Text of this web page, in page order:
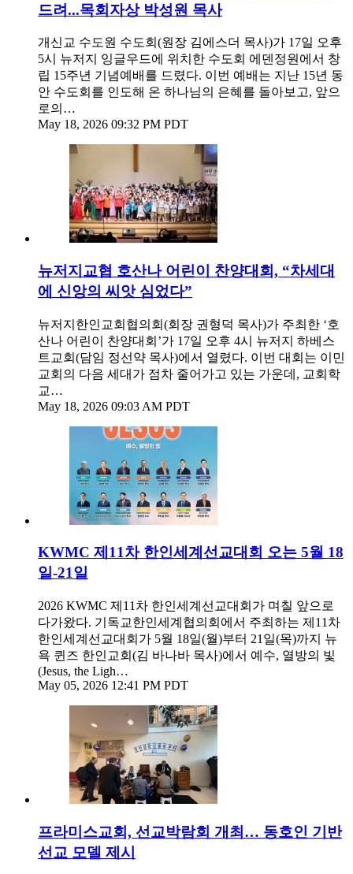
드려...목회자상 박성원 목사
개신교 수도원 수도회(원장 김에스더 목사)가 17일 오후
5시 뉴저지 잉글우드에 위치한 수도회 에덴정원에서 창
립 15주년 기념예배를 드렸다. 이번 예배는 지난 15년 동
안 수도회를 인도해 온 하나님의 은혜를 돌아보고, 앞으
로의…
May 18, 2026 09:32 PM PDT
뉴저지교협 호산나 어린이 찬양대회, “차세대
에 신앙의 씨앗 심었다”
뉴저지한인교회협의회(회장 권형덕 목사)가 주최한 ‘호
산나 어린이 찬양대회’가 17일 오후 4시 뉴저지 하베스
트교회(담임 정선약 목사)에서 열렸다. 이번 대회는 이민
교회의 다음 세대가 점차 줄어가고 있는 가운데, 교회학
교…
May 18, 2026 09:03 AM PDT
KWMC 제11차 한인세계선교대회 오는 5월 18
일-21일
2026 KWMC 제11차 한인세계선교대회가 며칠 앞으로
다가왔다. 기독교한인세계협의회에서 주최하는 제11차
한인세계선교대회가 5월 18일(월)부터 21일(목)까지 뉴
욕 퀸즈 한인교회(김 바나바 목사)에서 예수, 열방의 빛
(Jesus, the Ligh…
May 05, 2026 12:41 PM PDT
프라미스교회, 선교박람회 개최… 동호인 기반
선교 모델 제시